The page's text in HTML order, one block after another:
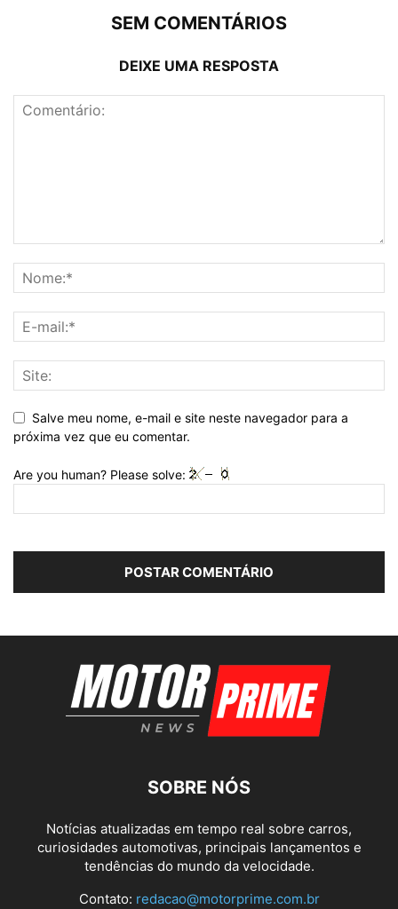
SEM COMENTÁRIOS
DEIXE UMA RESPOSTA
Salve meu nome, e-mail e site neste navegador para a
próxima vez que eu comentar.
Are you human? Please solve:
SOBRE NÓS
Notícias atualizadas em tempo real sobre carros,
curiosidades automotivas, principais lançamentos e
tendências do mundo da velocidade.
Contato: redacao@motorprime.com.br